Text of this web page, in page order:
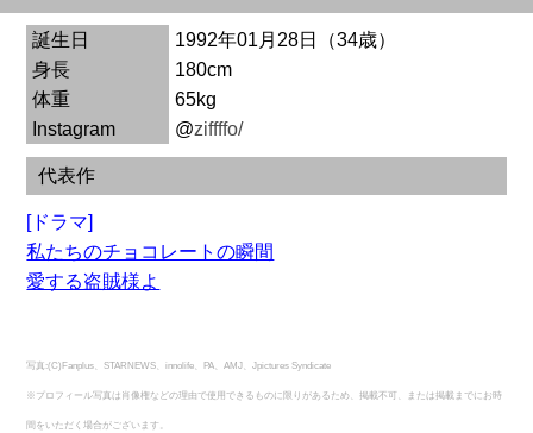
誕生日
1992年01月28日（34歳）
身長
180cm
体重
65kg
Instagram
@ziffffo/
代表作
[ドラマ]
私たちのチョコレートの瞬間
愛する盗賊様よ
写真:(C)Fanplus、STARNEWS、innolife、PA、AMJ、Jpictures Syndicate
※プロフィール写真は肖像権などの理由で使用できるものに限りがあるため、掲載不可、または掲載までにお時
間をいただく場合がございます。